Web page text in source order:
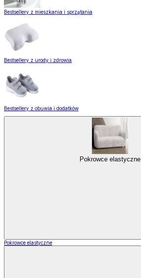
Bestsellery z mieszkania i sprzątania
Bestsellery z urody i zdrowia
Bestsellery z obuwia i dodatków
Pokrowce elastyczne
Pokrowce elastyczne